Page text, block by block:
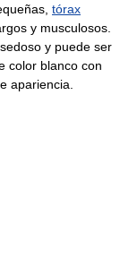
tórax
y musculosos.
y puede ser
color blanco con
apariencia.